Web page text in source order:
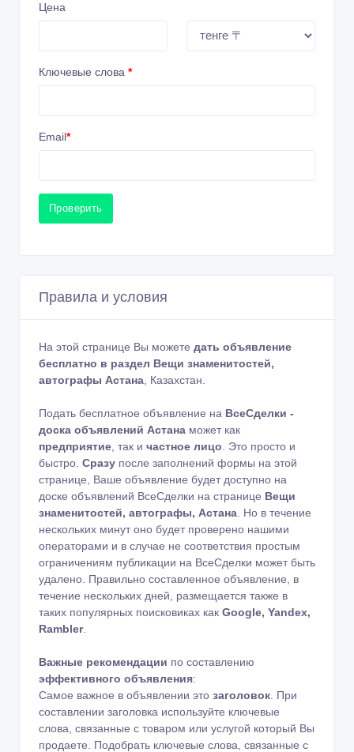
Цена
Ключевые слова *
Email*
Проверить
Правила и условия
На этой странице Вы можете дать объявление
бесплатно в раздел Вещи знаменитостей,
автографы Астана , Казахстан.
Подать бесплатное объявление на ВсеСделки -
доска объявлений Астана может как
предприятие , так и частное лицо . Это просто и
быстро. Сразу после заполнений формы на этой
странице, Ваше объявление будет доступно на
доске объявлений ВсеСделки на странице Вещи
знаменитостей, автографы, Астана . Но в течение
нескольких минут оно будет проверено нашими
операторами и в случае не соответствия простым
ограничениям публикации на ВсеСделки может быть
удалено. Правильно составленное объявление, в
течение нескольких дней, размещается также в
таких популярных поисковиках как Google, Yandex,
Rambler.
Важные рекомендации по составлению
эффективного объявления:
Самое важное в объявлении это заголовок . При
составлении заголовка используйте ключевые
слова, связанные с товаром или услугой который Вы
продаете. Подобрать ключевые слова, связанные с